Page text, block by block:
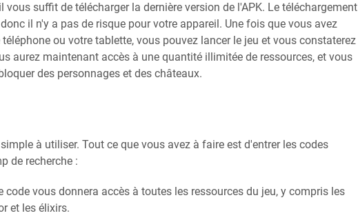
vous suffit de télécharger la dernière version de l'APK. Le téléchargement
il n'y a pas de risque pour votre appareil. Une fois que vous avez
ou votre tablette, vous pouvez lancer le jeu et vous constaterez
aurez maintenant accès à une quantité illimitée de ressources, et vous
des personnages et des châteaux.
à utiliser. Tout ce que vous avez à faire est d'entrer les codes
de recherche :
code vous donnera accès à toutes les ressources du jeu, y compris les
et les élixirs.